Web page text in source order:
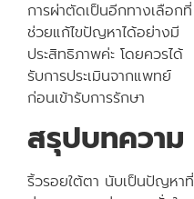
การผ่าตัดเป็นอีกทางเลือกที่
ช่วยแก้ไขปัญหาได้อย่างมี
ประสิทธิภาพค่ะ โดยควรได้
รับการประเมินจากแพทย์
ก่อนเข้ารับการรักษา
สรุปบทความ
ริ้วรอยใต้ตา นับเป็นปัญหาที่